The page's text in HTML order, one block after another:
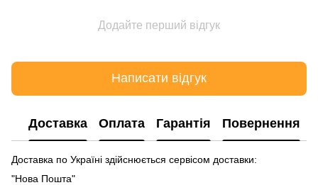
Додайте перший відгук
Написати відгук
Доставка Оплата Гарантія Повернення
Доставка по Україні здійснюється сервісом доставки:
"Нова Пошта"